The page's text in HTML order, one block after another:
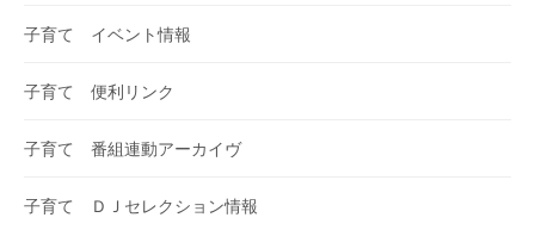
子育て イベント情報
子育て 便利リンク
子育て 番組連動アーカイヴ
子育て ＤＪセレクション情報